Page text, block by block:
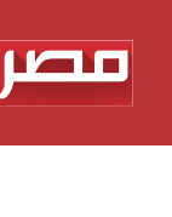
المحتوى